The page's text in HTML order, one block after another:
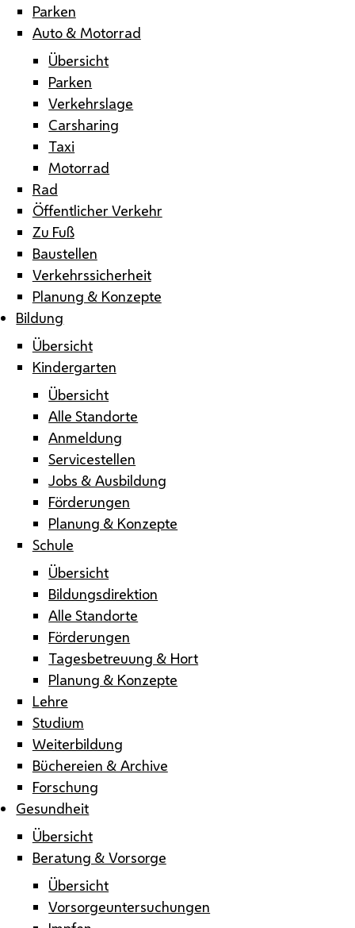
Parken
Auto & Motorrad
Übersicht
Parken
Verkehrslage
Carsharing
Taxi
Motorrad
Rad
Öffentlicher Verkehr
Zu Fuß
Baustellen
Verkehrssicherheit
Planung & Konzepte
Bildung
Übersicht
Kindergarten
Übersicht
Alle Standorte
Anmeldung
Servicestellen
Jobs & Ausbildung
Förderungen
Planung & Konzepte
Schule
Übersicht
Bildungsdirektion
Alle Standorte
Förderungen
Tagesbetreuung & Hort
Planung & Konzepte
Lehre
Studium
Weiterbildung
Büchereien & Archive
Forschung
Gesundheit
Übersicht
Beratung & Vorsorge
Übersicht
Vorsorgeuntersuchungen